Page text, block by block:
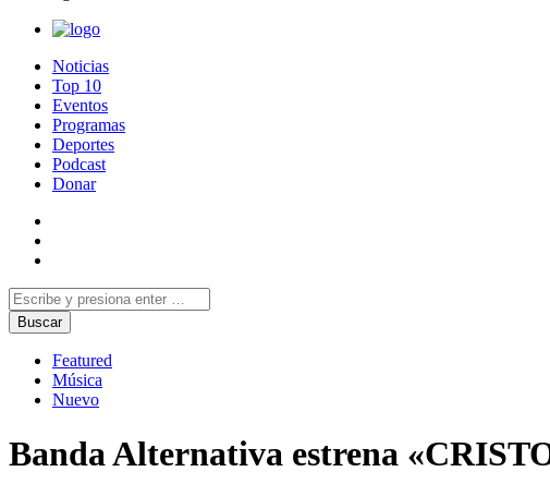
Noticias
Top 10
Eventos
Programas
Deportes
Podcast
Donar
Featured
Música
Nuevo
Banda Alternativa estrena